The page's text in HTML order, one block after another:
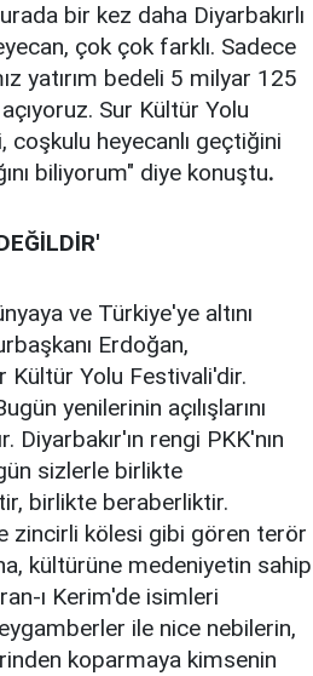
bir kez daha Diyarbakırlı
çok çok farklı. Sadece
yatırım bedeli 5 milyar 125
Sur Kültür Yolu
heyecanlı geçtiğini
biliyorum" diye konuştu.
ve Türkiye'ye altını
Erdoğan,
Kültür Yolu Festivali'dir.
yenilerinin açılışlarını
Diyarbakır'ın rengi PKK'nın
sizlerle birlikte
birlikte beraberliktir.
zincirli kölesi gibi gören terör
kültürüne medeniyetin sahip
ı Kerim'de isimleri
ile nice nebilerin,
koparmaya kimsenin